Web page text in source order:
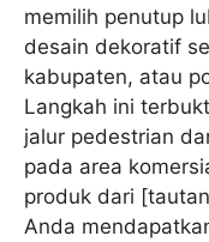
memilih penutup
desain dekoratif
kabupaten, atau
Langkah ini
jalur pedestrian
pada area
produk dari
Anda